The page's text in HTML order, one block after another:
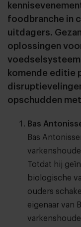
foodbranche in
uitdagers.
oplossingen
komende editie
opschudden
Bas
Bas
Totdat hij
biologische
ouders
eigenaar van